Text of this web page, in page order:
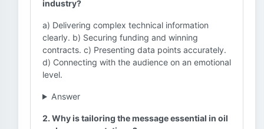
industry?
a) Delivering complex technical information
clearly. b) Securing funding and winning
contracts. c) Presenting data points accurately.
d) Connecting with the audience on an emotional
level.
Answer
2. Why is tailoring the message essential in oil